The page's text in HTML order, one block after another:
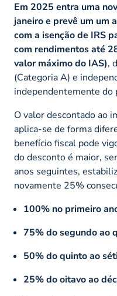
Em 2025 entra uma
janeiro e prevê um um
com a isenção de IRS
com rendimentos até
valor máximo do IAS),
(Categoria A) e
independentemente do
O valor descontado ao
aplica-se de forma
benefício fiscal pode
do desconto é maior,
anos seguintes,
novamente 25%
100% no primeiro
75% do segundoao
50% do quinto ao
25% do oitavo ao